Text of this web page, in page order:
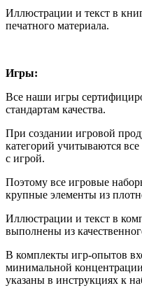
Иллюстрации и текст в
печатного материала.
Игры:
Все наши игры
стандартам качества.
При создании игровой
категорий учитываются
с игрой.
Поэтому все игровые
крупные элементы из
Иллюстрации и текст в
выполнены из
В комплекты игр-опытов
минимальной
указаны в инструкциях к